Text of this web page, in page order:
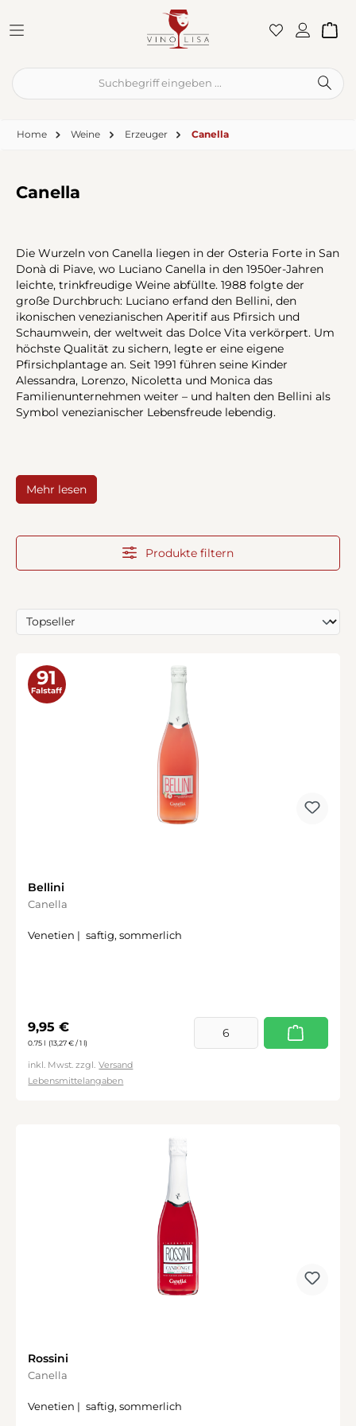
Home Weine Erzeuger Canella
Canella
Die Wurzeln von Canella liegen in der Osteria Forte in San
Donà di Piave, wo Luciano Canella in den 1950er-Jahren
leichte, trinkfreudige Weine abfüllte. 1988 folgte der
große Durchbruch: Luciano erfand den Bellini, den
ikonischen venezianischen Aperitif aus Pfirsich und
Schaumwein, der weltweit das Dolce Vita verkörpert. Um
höchste Qualität zu sichern, legte er eine eigene
Pfirsichplantage an. Seit 1991 führen seine Kinder
Alessandra, Lorenzo, Nicoletta und Monica das
Familienunternehmen weiter – und halten den Bellini als
Symbol venezianischer Lebensfreude lebendig.
Mehr lesen
Produkte filtern
Bellini
Canella
Venetien | saftig, sommerlich
Regulärer Preis:
9,95 €
0.75 l (13,27 € / 1 l)
inkl. Mwst. zzgl. Versand
Lebensmittelangaben
Rossini
Canella
Venetien | saftig, sommerlich